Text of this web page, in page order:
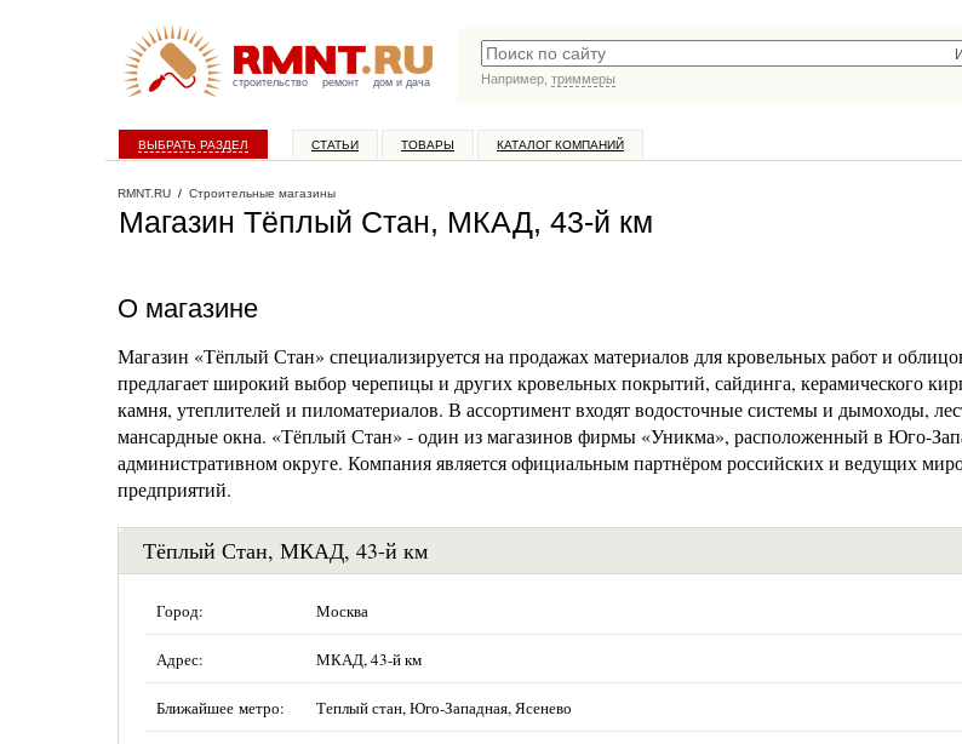
строительство ремонт дом и дача
Например, триммеры
ВЫБРАТЬ РАЗДЕЛ СТАТЬИ ТОВАРЫ КАТАЛОГ КОМПАНИЙ
RMNT.RU / Строительные магазины
Магазин Тёплый Стан, МКАД, 43-й км
О магазине
Магазин «Тёплый Стан» специализируется на продажах материалов для кровельных работ и
предлагает широкий выбор черепицы и других кровельных покрытий, сайдинга, керамического
камня, утеплителей и пиломатериалов. В ассортимент входят водосточные системы и дымоходы,
мансардные окна. «Тёплый Стан» - один из магазинов фирмы «Уникма», расположенный в Юго-
административном округе. Компания является официальным партнёром российских и ведущих
предприятий.
Тёплый Стан, МКАД, 43-й км
Город: Москва
Адрес: МКАД, 43-й км
Ближайшее метро: Теплый стан, Юго-Западная, Ясенево